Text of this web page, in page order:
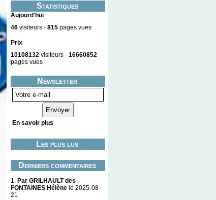
Statistiques
Aujourd'hui
46 visiteurs - 815 pages vues
Prix
10108132 visiteurs - 16660852
pages vues
Newsletter
En savoir plus
Les plus lus
Derniers commentaires
1.
Par GRILHAULT des
FONTAINES Hélène le 2025-08-
21